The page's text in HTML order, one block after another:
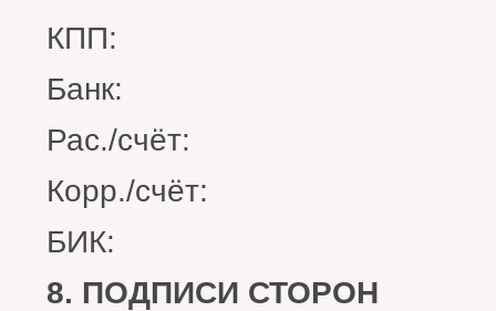
КПП:
Банк:
Рас./счёт:
Корр./счёт:
БИК:
8. ПОДПИСИ СТОРОН